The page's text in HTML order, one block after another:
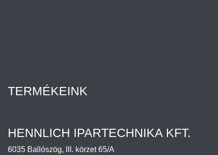
TERMÉKEINK
HENNLICH IPARTECHNIKA KFT.
6035 Ballószög, III. körzet 65/A